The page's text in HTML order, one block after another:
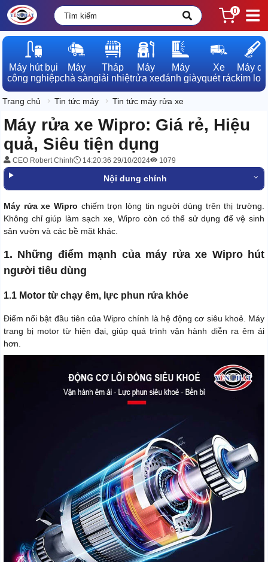
0
Máy hút bụi
công nghiệp
Máy
chà sàn
Tháp
giải nhiệt
Máy
rửa xe
Máy
đánh giày
Xe
quét rác
Máy dò
kim loại
Trang chủ Tin tức máy Tin tức máy rửa xe
Máy rửa xe Wipro: Giá rẻ, Hiệu
quả, Siêu tiện dụng
CEO Robert Chinh 14:20:36 29/10/2024 1079
Nội dung chính
Máy rửa xe Wipro chiếm trọn lòng tin người dùng trên thị trường.
Không chỉ giúp làm sạch xe, Wipro còn có thể sử dụng để vệ sinh
sân vườn và các bề mặt khác.
1. Những điểm mạnh của máy rửa xe Wipro hút
người tiêu dùng
1.1 Motor từ chạy êm, lực phun rửa khỏe
Điểm nổi bật đầu tiên của Wipro chính là hệ động cơ siêu khoẻ. Máy
trang bị motor từ hiện đại, giúp quá trình vận hành diễn ra êm ái
hơn.